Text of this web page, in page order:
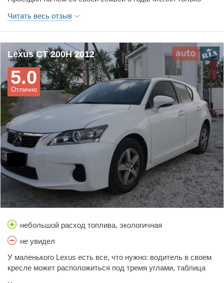
Читать весь отзыв
Lexus CT 200H 2012
Отлично
5.0
небольшой расход топлива, экологичная
не увидел
У маленького Lexus есть все, что нужно: водитель в своем
кресле может расположиться под тремя углами, таблица